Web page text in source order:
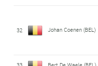
32 Johan Coenen (BEL)